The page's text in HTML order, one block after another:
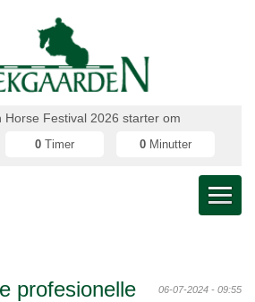
Festival 2026 starter om
0 Timer 0 Minutter
profesionelle 06-07-2024 - 09:55